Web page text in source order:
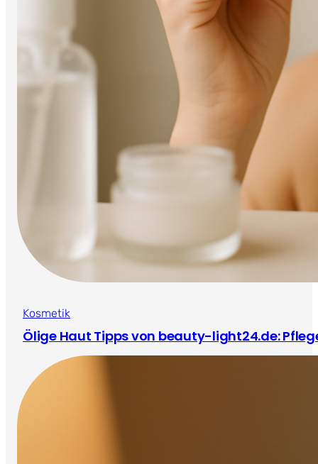
Kosmetik
Ölige Haut Tipps von beauty-light24.de: